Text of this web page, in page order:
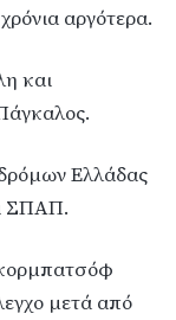
αργότερα.
και
Ελλάδας
ΣΠΑΠ.
μετά από